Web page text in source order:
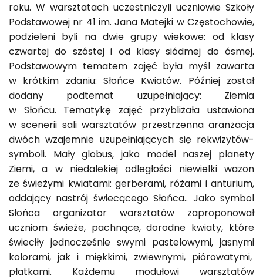
roku. W warsztatach uczestniczyli uczniowie Szkoły
Podstawowej nr 41 im. Jana Matejki w Częstochowie,
podzieleni byli na dwie grupy wiekowe: od klasy
czwartej do szóstej i od klasy siódmej do ósmej.
Podstawowym tematem zajęć była myśl zawarta
w krótkim zdaniu: Słońce Kwiatów. Później został
dodany podtemat uzupełniający: Ziemia
w Słońcu. Tematykę zajęć przybliżała ustawiona
w scenerii sali warsztatów przestrzenna aranżacja
dwóch wzajemnie uzupełniających się rekwizytów-
symboli. Mały globus, jako model naszej planety
Ziemi, a w niedalekiej odległości niewielki wazon
ze świeżymi kwiatami: gerberami, różami i anturium,
oddający nastrój świecącego Słońca.. Jako symbol
Słońca organizator warsztatów zaproponował
uczniom świeże, pachnące, dorodne kwiaty, które
świeciły jednocześnie swymi pastelowymi, jasnymi
kolorami, jak i miękkimi, zwiewnymi, piórowatymi,
płatkami. Każdemu modułowi warsztatów